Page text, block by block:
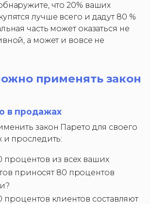
что 20% ваших
лучше всего и дадут 80 %
часть может оказаться не
а может и вовсе не
применять закон
в продажах
закон Парето для своего
и проследить:
процентов из всех ваших
приносят 80 процентов
процентов клиентов составляют